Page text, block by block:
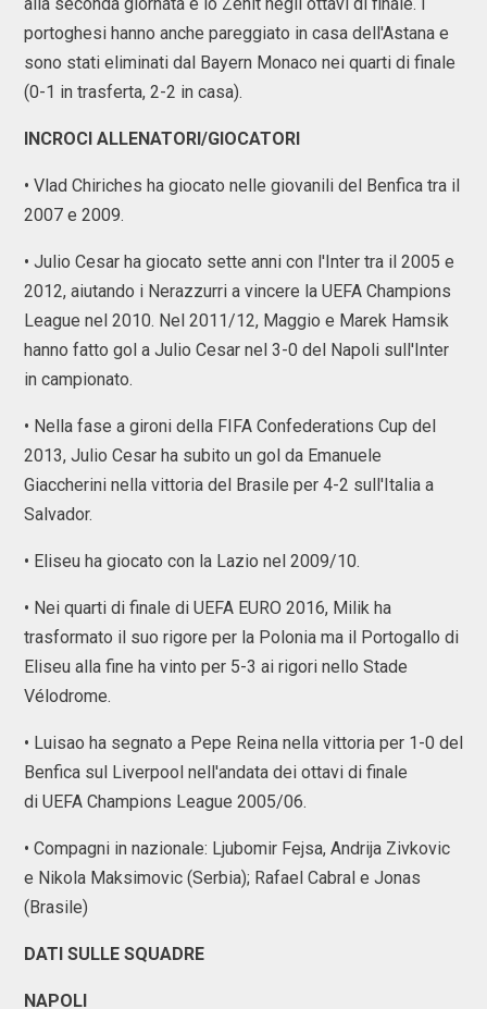
portoghesi hanno anche pareggiato in casa dell'Astana e
sono stati eliminati dal Bayern Monaco nei quarti di finale
(0-1 in trasferta, 2-2 in casa).
INCROCI ALLENATORI/GIOCATORI
• Vlad Chiriches ha giocato nelle giovanili del Benfica tra il
2007 e 2009.
• Julio Cesar ha giocato sette anni con l'Inter tra il 2005 e
2012, aiutando i Nerazzurri a vincere la UEFA Champions
League nel 2010. Nel 2011/12, Maggio e Marek Hamsik
hanno fatto gol a Julio Cesar nel 3-0 del Napoli sull'Inter
in campionato.
• Nella fase a gironi della FIFA Confederations Cup del
2013, Julio Cesar ha subito un gol da Emanuele
Giaccherini nella vittoria del Brasile per 4-2 sull'Italia a
Salvador.
• Eliseu ha giocato con la Lazio nel 2009/10.
• Nei quarti di finale di UEFA EURO 2016, Milik ha
trasformato il suo rigore per la Polonia ma il Portogallo di
Eliseu alla fine ha vinto per 5-3 ai rigori nello Stade
Vélodrome.
• Luisao ha segnato a Pepe Reina nella vittoria per 1-0 del
Benfica sul Liverpool nell'andata dei ottavi di finale
di UEFA Champions League 2005/06.
• Compagni in nazionale: Ljubomir Fejsa, Andrija Zivkovic
e Nikola Maksimovic (Serbia); Rafael Cabral e Jonas
(Brasile)
DATI SULLE SQUADRE
NAPOLI